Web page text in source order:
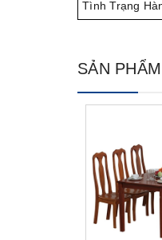
Tình Trạng
SẢN